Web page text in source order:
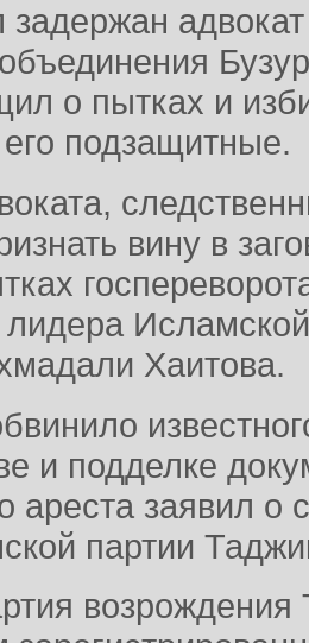
о пытках и
подзащитные.
вину в
лидера
Хаитова.
и подделке
ареста заявил о
партии